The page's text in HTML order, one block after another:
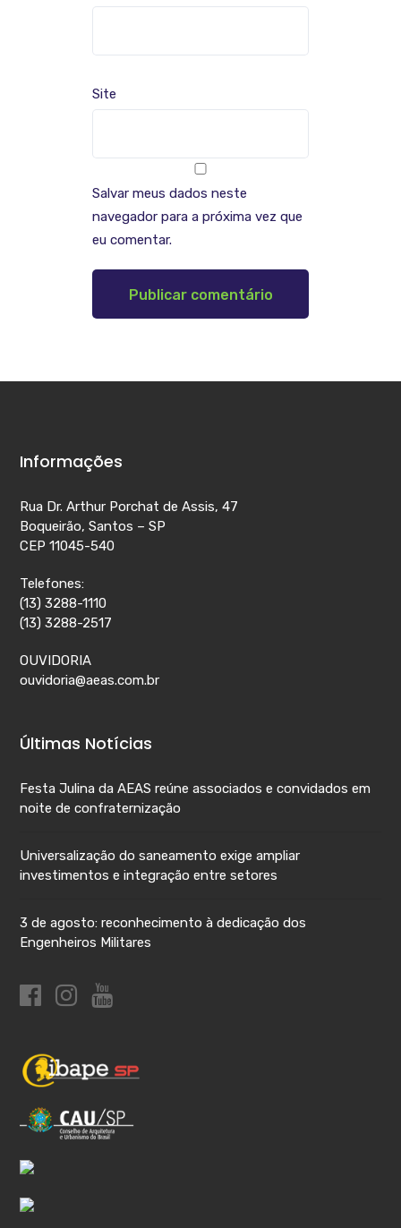
Site
Salvar meus dados neste
navegador para a próxima vez que
eu comentar.
Informações
Rua Dr. Arthur Porchat de Assis, 47
Boqueirão, Santos – SP
CEP 11045-540
Telefones:
(13) 3288-1110
(13) 3288-2517
OUVIDORIA
ouvidoria@aeas.com.br
Últimas Notícias
Festa Julina da AEAS reúne associados e convidados em
noite de confraternização
Universalização do saneamento exige ampliar
investimentos e integração entre setores
3 de agosto: reconhecimento à dedicação dos
Engenheiros Militares